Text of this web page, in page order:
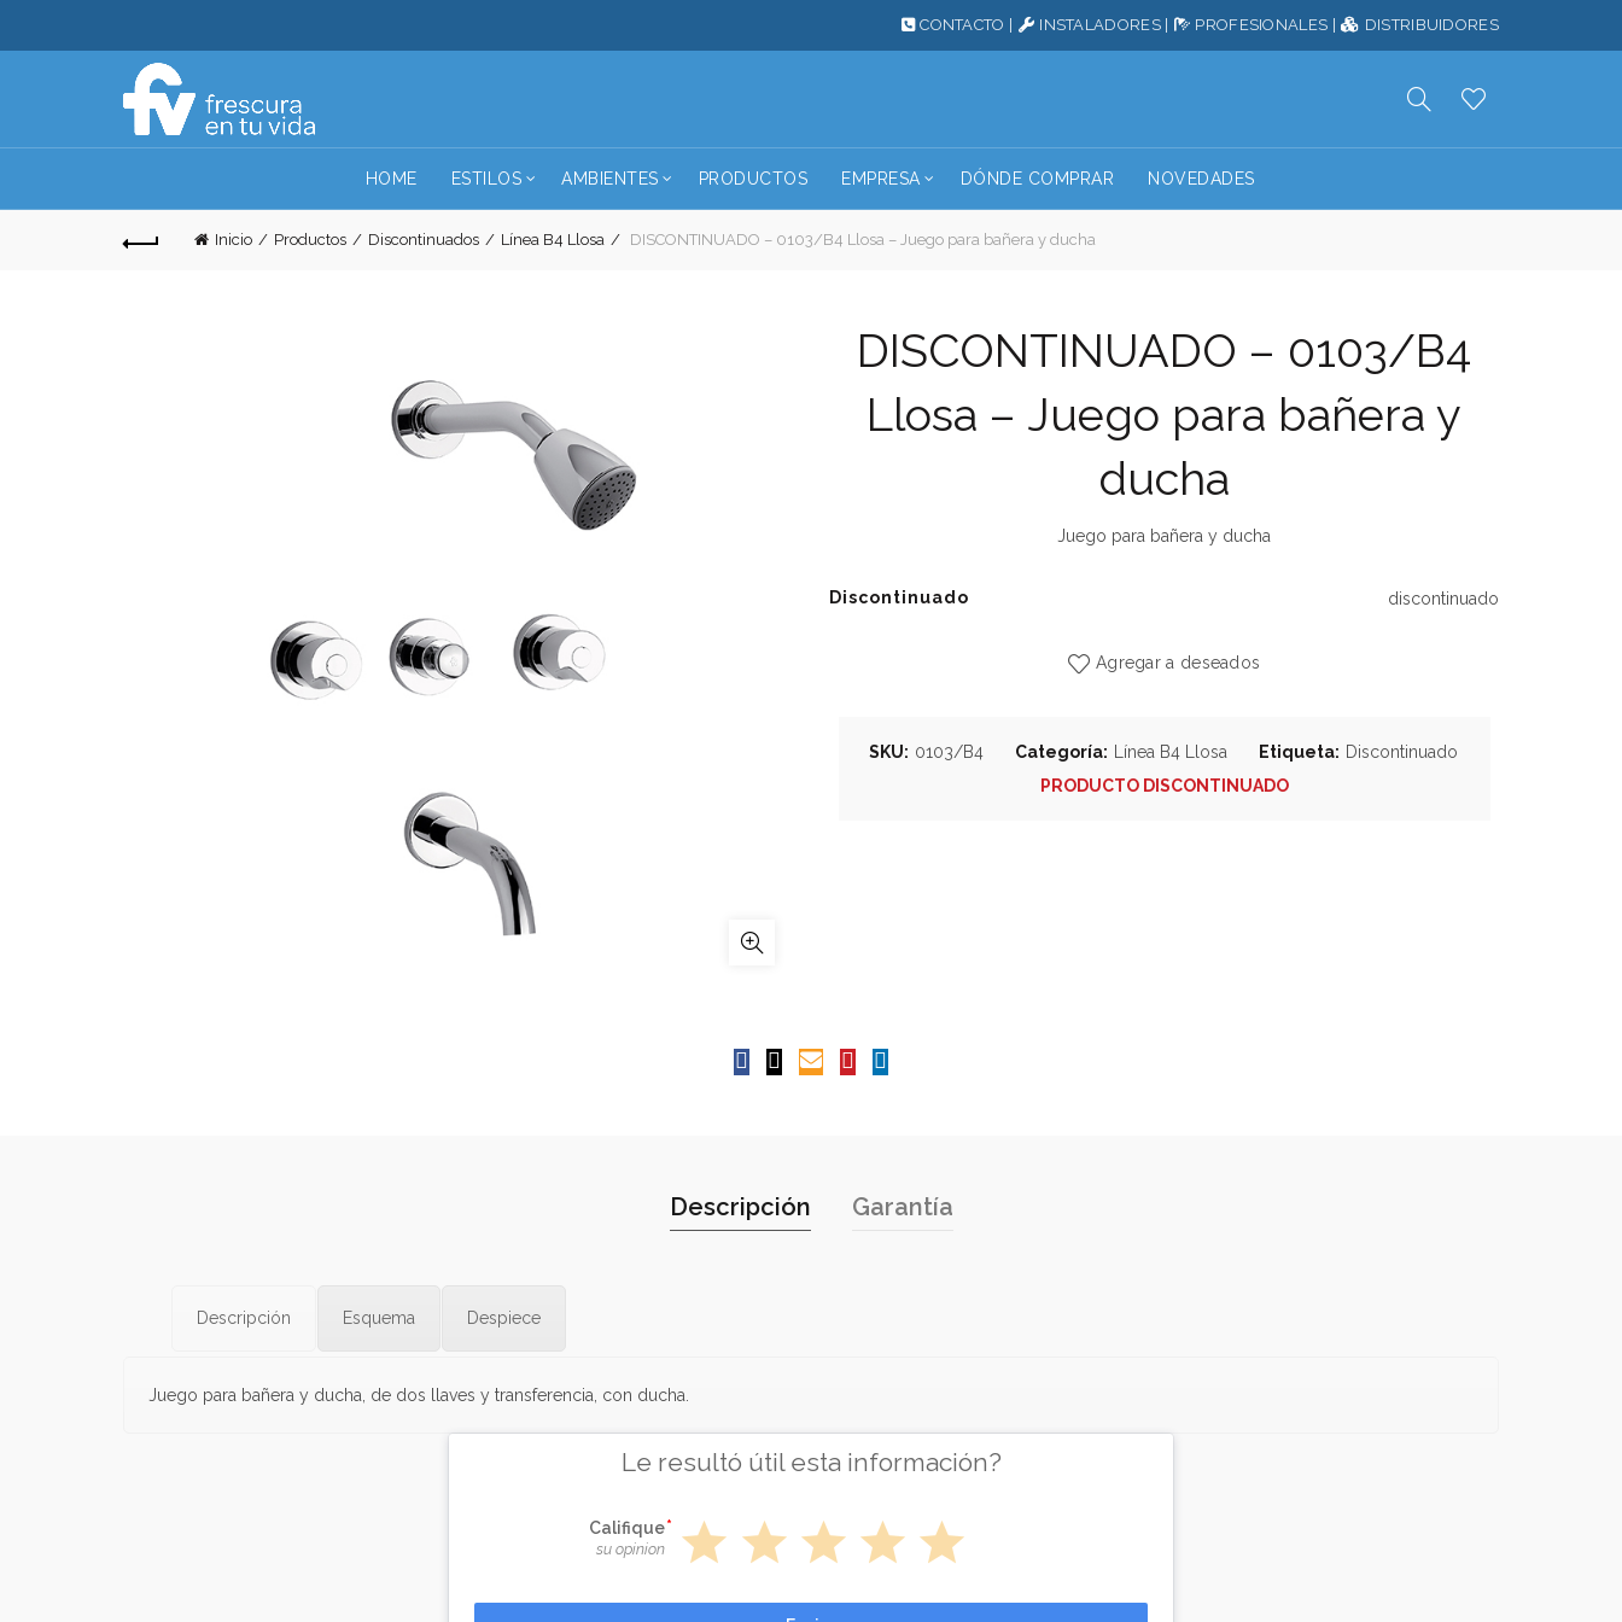
CONTACTO INSTALADORES| PROFESIONALES DISTRIBUIDORES
HOME ESTILOS AMBIENTES PRODUCTOS EMPRESA DÓNDE COMPRAR NOVEDADES
Inicio Productos Discontinuados Línea B4 Llosa DISCONTINUADO – 0103/B4 Llosa – Juego para bañera y ducha
DISCONTINUADO – 0103/B4
Llosa – Juego para bañera y
ducha
Juego para bañera y ducha
Discontinuado discontinuado
Agregar a deseados
SKU: 0103/B4 Categoría: Línea B4 Llosa Etiqueta: Discontinuado
PRODUCTO DISCONTINUADO
Descripción Garantía
Descripción Esquema Despiece
Juego para bañera y ducha, de dos llaves y transferencia, con ducha.
Le resultó útil esta información?
Califique
su opinion star star star star star